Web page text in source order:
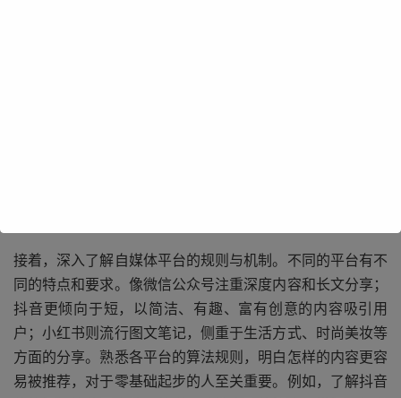
接着，深入了解自媒体平台的规则与机制。不同的平台有不
同的特点和要求。像微信公众号注重深度内容和长文分享；
抖音更倾向于短，以简洁、有趣、富有创意的内容吸引用
户；小红书则流行图文笔记，侧重于生活方式、时尚美妆等
方面的分享。熟悉各平台的算法规则，明白怎样的内容更容
易被推荐，对于零基础起步的人至关重要。例如，了解抖音